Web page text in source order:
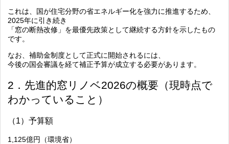
これは、国が住宅分野の省エネルギー化を強力に推進するため、
2025年に引き続き
「窓の断熱改修」を最優先政策として継続する方針を示したもの
です。
なお、補助金制度として正式に開始されるには、
今後の国会審議を経て補正予算が成立する必要があります。
2．先進的窓リノベ2026の概要（現時点で
わかっていること）
（1）予算額
1,125億円（環境省）